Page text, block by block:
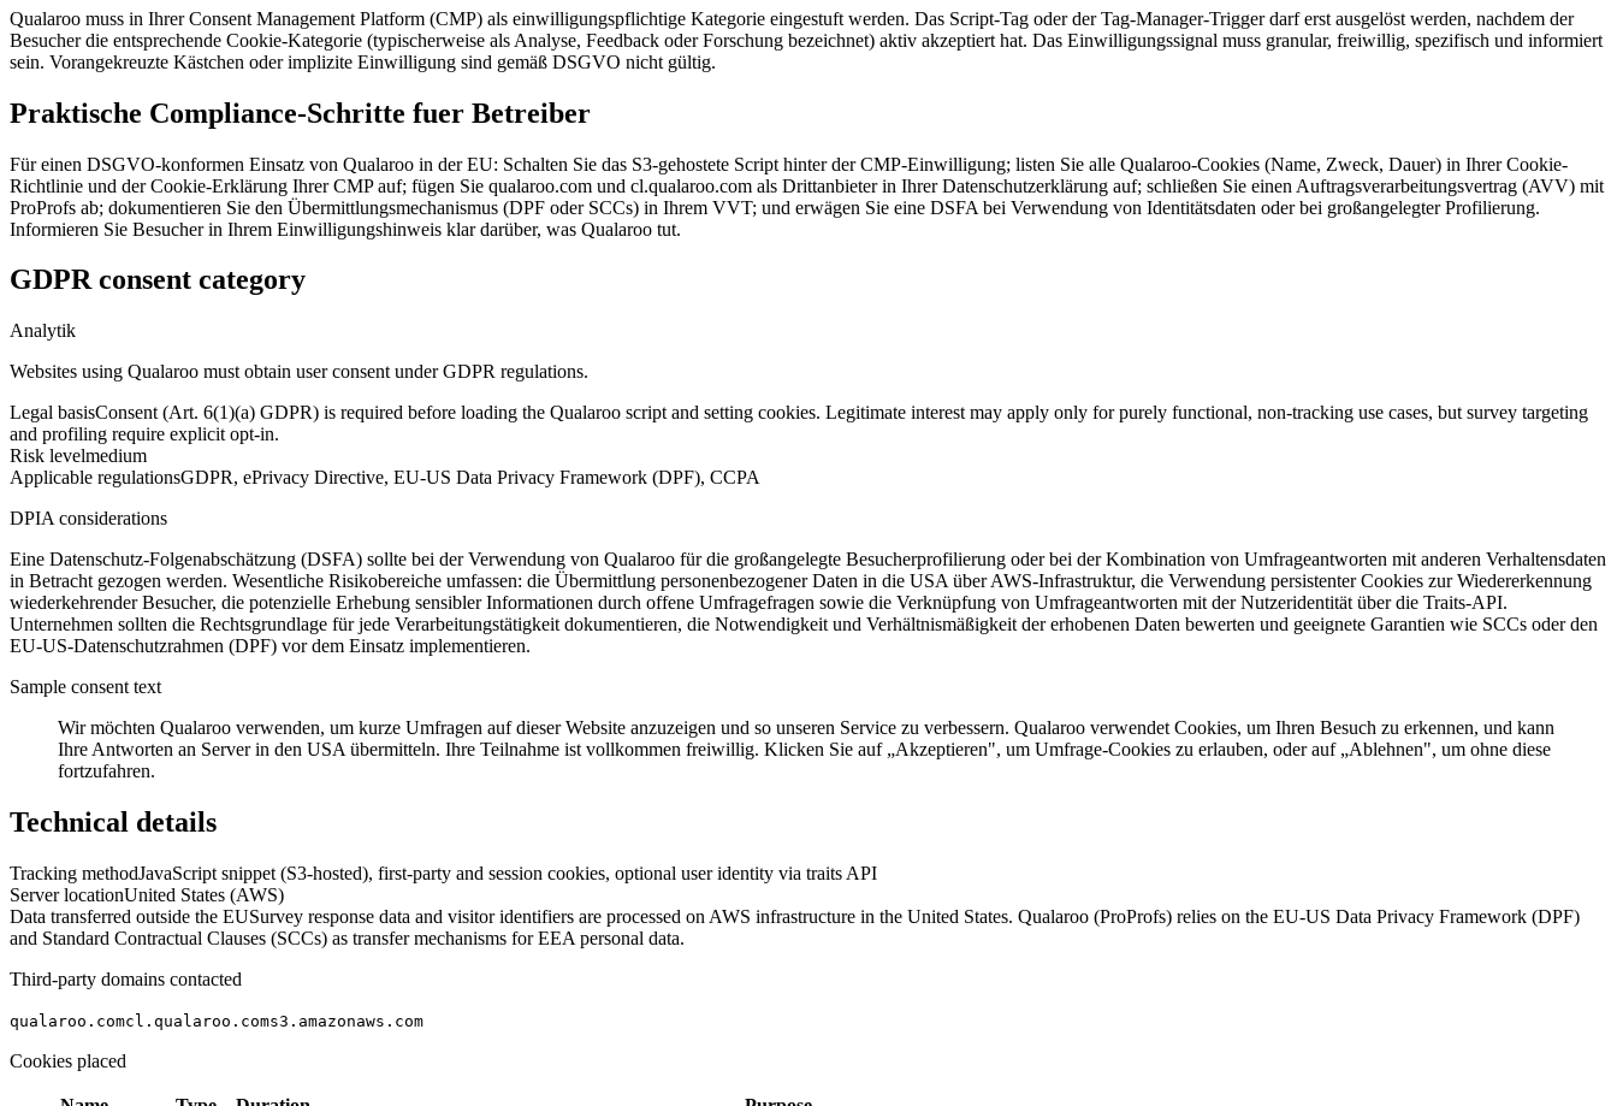
Qualaroo muss in Ihrer Consent Management Platform (CMP) als einwilligungspflichtige Kategorie eingestuft werden. Das Script-Tag oder der Tag-Manager-Trigger darf erst ausgelöst werden, nachdem der
Besucher die entsprechende Cookie-Kategorie (typischerweise als Analyse, Feedback oder Forschung bezeichnet) aktiv akzeptiert hat. Das Einwilligungssignal muss granular, freiwillig, spezifisch und informiert
sein. Vorangekreuzte Kästchen oder implizite Einwilligung sind gemäß DSGVO nicht gültig.
Praktische Compliance-Schritte fuer Betreiber
Für einen DSGVO-konformen Einsatz von Qualaroo in der EU: Schalten Sie das S3-gehostete Script hinter der CMP-Einwilligung; listen Sie alle Qualaroo-Cookies (Name, Zweck, Dauer) in Ihrer Cookie-
Richtlinie und der Cookie-Erklärung Ihrer CMP auf; fügen Sie qualaroo.com und cl.qualaroo.com als Drittanbieter in Ihrer Datenschutzerklärung auf; schließen Sie einen Auftragsverarbeitungsvertrag (AVV) mit
ProProfs ab; dokumentieren Sie den Übermittlungsmechanismus (DPF oder SCCs) in Ihrem VVT; und erwägen Sie eine DSFA bei Verwendung von Identitätsdaten oder bei großangelegter Profilierung.
Informieren Sie Besucher in Ihrem Einwilligungshinweis klar darüber, was Qualaroo tut.
GDPR consent category
Analytik
Websites using Qualaroo must obtain user consent under GDPR regulations.
Legal basisConsent (Art. 6(1)(a) GDPR) is required before loading the Qualaroo script and setting cookies. Legitimate interest may apply only for purely functional, non-tracking use cases, but survey targeting
and profiling require explicit opt-in.
Risk levelmedium
Applicable regulationsGDPR, ePrivacy Directive, EU-US Data Privacy Framework (DPF), CCPA
DPIA considerations
Eine Datenschutz-Folgenabschätzung (DSFA) sollte bei der Verwendung von Qualaroo für die großangelegte Besucherprofilierung oder bei der Kombination von Umfrageantworten mit anderen Verhaltensdaten
in Betracht gezogen werden. Wesentliche Risikobereiche umfassen: die Übermittlung personenbezogener Daten in die USA über AWS-Infrastruktur, die Verwendung persistenter Cookies zur Wiedererkennung
wiederkehrender Besucher, die potenzielle Erhebung sensibler Informationen durch offene Umfragefragen sowie die Verknüpfung von Umfrageantworten mit der Nutzeridentität über die Traits-API.
Unternehmen sollten die Rechtsgrundlage für jede Verarbeitungstätigkeit dokumentieren, die Notwendigkeit und Verhältnismäßigkeit der erhobenen Daten bewerten und geeignete Garantien wie SCCs oder den
EU-US-Datenschutzrahmen (DPF) vor dem Einsatz implementieren.
Sample consent text
Wir möchten Qualaroo verwenden, um kurze Umfragen auf dieser Website anzuzeigen und so unseren Service zu verbessern. Qualaroo verwendet Cookies, um Ihren Besuch zu erkennen, und kann
Ihre Antworten an Server in den USA übermitteln. Ihre Teilnahme ist vollkommen freiwillig. Klicken Sie auf „Akzeptieren", um Umfrage-Cookies zu erlauben, oder auf „Ablehnen", um ohne diese
fortzufahren.
Technical details
Tracking methodJavaScript snippet (S3-hosted), first-party and session cookies, optional user identity via traits API
Server locationUnited States (AWS)
Data transferred outside the EUSurvey response data and visitor identifiers are processed on AWS infrastructure in the United States. Qualaroo (ProProfs) relies on the EU-US Data Privacy Framework (DPF)
and Standard Contractual Clauses (SCCs) as transfer mechanisms for EEA personal data.
Third-party domains contacted
qualaroo.comcl.qualaroo.coms3.amazonaws.com
Cookies placed